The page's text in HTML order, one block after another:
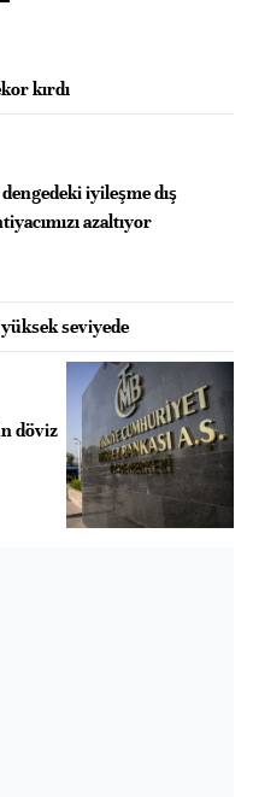
kırdı
iyileşme dış
azaltıyor
seviyede
döviz